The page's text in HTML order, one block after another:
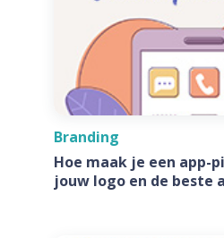
Branding
Hoe maak je een app-
jouw logo en de beste